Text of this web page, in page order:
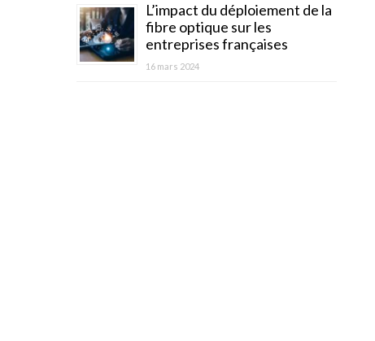
L’impact du déploiement de la
fibre optique sur les
entreprises françaises
16 mars 2024